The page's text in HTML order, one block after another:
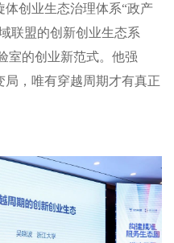
创业生态治理体系“政产
联盟的创新创业生态系
室的创业新范式。他强
，唯有穿越周期才有真正